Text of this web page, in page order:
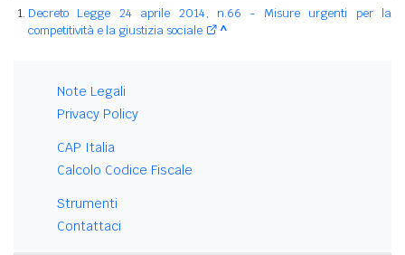
Decreto Legge 24 aprile 2014, n.66 - Misure urgenti per la
competitività e la giustizia sociale
^
Note Legali
Privacy Policy
CAP Italia
Calcolo Codice Fiscale
Strumenti
Contattaci